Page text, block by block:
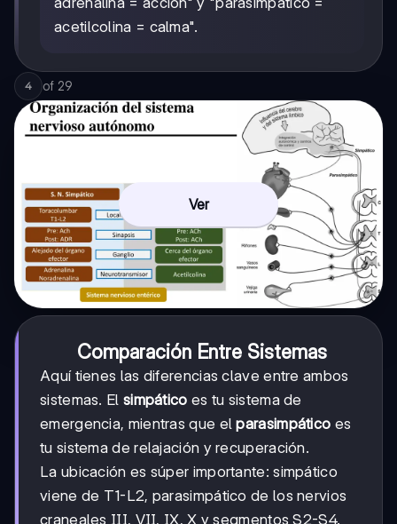
acetilcolina = calma".
4 of 29
Ver
Comparación Entre Sistemas
Aquí tienes las diferencias clave entre ambos
sistemas. El simpático es tu sistema de
emergencia, mientras que elparasimpático es
tu sistema de relajación y recuperación.
La ubicación es súper importante: simpático
viene de T1-L2, parasimpático de los nervios
craneales III, VII, IX, X y segmentos S2-S4.